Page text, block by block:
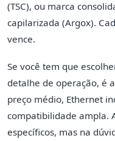
(TSC), ou marca
capilarizada (Argox).
vence.
Se você tem que
detalhe de operação, é a
preço médio, Ethernet
compatibilidade ampla.
específicos, mas na